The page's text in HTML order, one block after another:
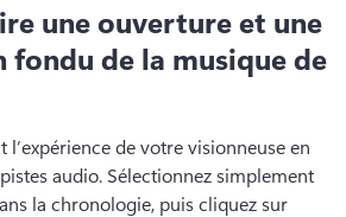
une ouverture et une
fondu de la musique de
de votre visionneuse en
pistes audio. Sélectionnez simplement
la chronologie, puis cliquez sur